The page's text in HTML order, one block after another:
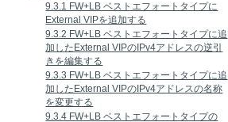
9.3.1 FW+LB ベストエフォートタイプに
External VIPを追加する
9.3.2 FW+LB ベストエフォートタイプに追
加したExternal VIPのIPv4アドレスの逆引
きを編集する
9.3.3 FW+LB ベストエフォートタイプに追
加したExternal VIPのIPv4アドレスの名称
を変更する
9.3.4 FW+LB ベストエフォートタイプの